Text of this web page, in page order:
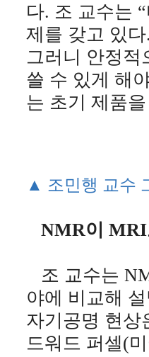
다. 조 교수는
제를 갖고 있
그러니 안정적
쓸 수 있게 해
는 초기 제품
▲ 조민행 교수
NMR이 MRI
조 교수는
야에 비교해
자기공명 현상
드워드 퍼셀(